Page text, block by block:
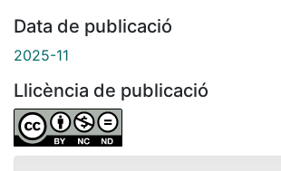
Data de publicació
2025-11
Llicència de publicació